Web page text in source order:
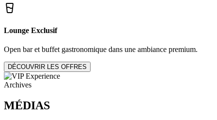
Lounge Exclusif
Open bar et buffet gastronomique dans une ambiance premium.
DÉCOUVRIR LES OFFRES
Archives
MÉDIAS